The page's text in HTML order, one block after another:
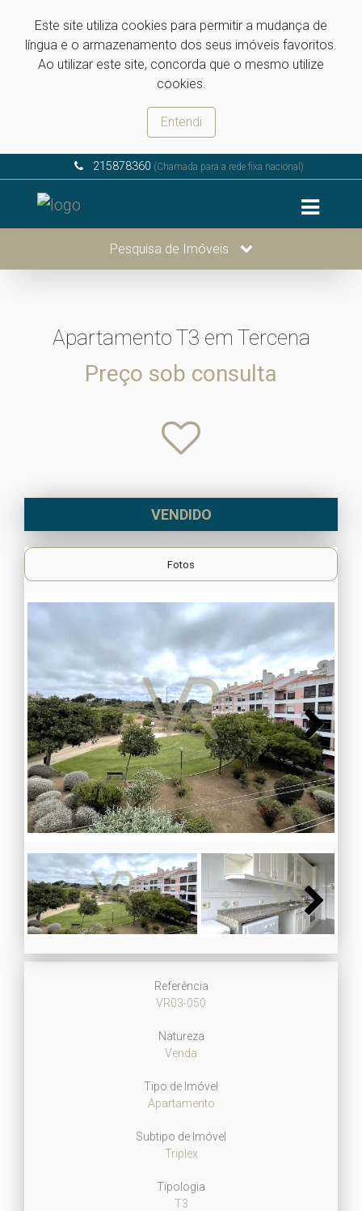
Este site utiliza cookies para permitir a mudança de
língua e o armazenamento dos seus imóveis favoritos.
Ao utilizar este site, concorda que o mesmo utilize
cookies.
Entendi
215878360 (Chamada para a rede fixa nacional)
Pesquisa de Imóveis
Apartamento T3 em Tercena
Preço sob consulta
VENDIDO
Fotos
Next
Next
Referência
VR03-050
Natureza
Venda
Tipo de Imóvel
Apartamento
Subtipo de Imóvel
Triplex
Tipologia
T3